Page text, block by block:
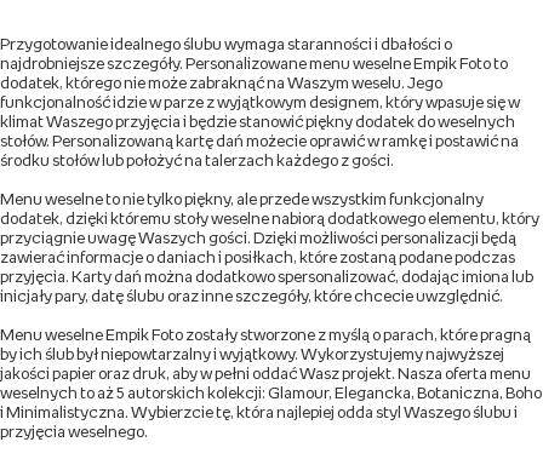
Przygotowanie idealnego ślubu wymaga staranności i dbałości o
najdrobniejsze szczegóły. Personalizowane menu weselne Empik Foto to
dodatek, którego nie może zabraknąć na Waszym weselu. Jego
funkcjonalność idzie w parze z wyjątkowym designem, który wpasuje się w
klimat Waszego przyjęcia i będzie stanowić piękny dodatek do weselnych
stołów. Personalizowaną kartę dań możecie oprawić w ramkę i postawić na
środku stołów lub położyć na talerzach każdego z gości.
Menu weselne to nie tylko piękny, ale przede wszystkim funkcjonalny
dodatek, dzięki któremu stoły weselne nabiorą dodatkowego elementu, który
przyciągnie uwagę Waszych gości. Dzięki możliwości personalizacji będą
zawierać informacje o daniach i posiłkach, które zostaną podane podczas
przyjęcia. Karty dań można dodatkowo spersonalizować, dodając imiona lub
inicjały pary, datę ślubu oraz inne szczegóły, które chcecie uwzględnić.
Menu weselne Empik Foto zostały stworzone z myślą o parach, które pragną
by ich ślub był niepowtarzalny i wyjątkowy. Wykorzystujemy najwyższej
jakości papier oraz druk, aby w pełni oddać Wasz projekt. Nasza oferta menu
weselnych to aż 5 autorskich kolekcji: Glamour, Elegancka, Botaniczna, Boho
i Minimalistyczna. Wybierzcie tę, która najlepiej odda styl Waszego ślubu i
przyjęcia weselnego.